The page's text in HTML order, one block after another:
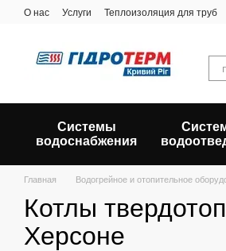
Перейти к основному контенту
О нас Услуги Теплоизоляция для труб
Системы
водоснабжения
Главная Водогрейное и отопительное
Котлы
Херсоне